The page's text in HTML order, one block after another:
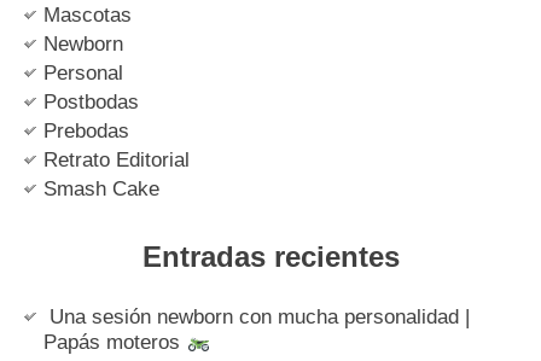
Mascotas
Newborn
Personal
Postbodas
Prebodas
Retrato Editorial
Smash Cake
Entradas recientes
Una sesión newborn con mucha personalidad |
Papás moteros